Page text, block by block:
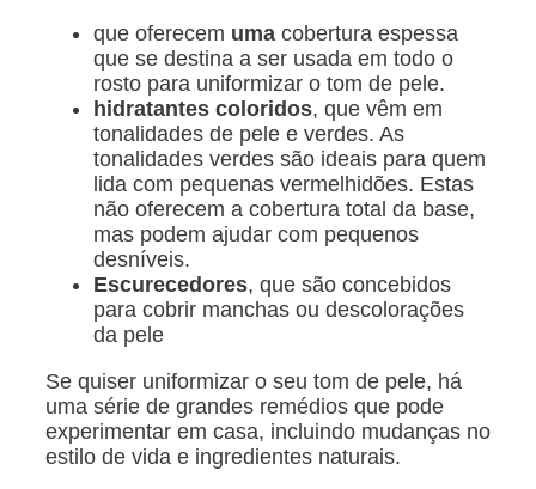
que oferecem uma cobertura espessa
que se destina a ser usada em todo o
rosto para uniformizar o tom de pele.
hidratantes coloridos, que vêm em
tonalidades de pele e verdes. As
tonalidades verdes são ideais para quem
lida com pequenas vermelhidões. Estas
não oferecem a cobertura total da base,
mas podem ajudar com pequenos
desníveis.
Escurecedores, que são concebidos
para cobrir manchas ou descolorações
da pele
Se quiser uniformizar o seu tom de pele, há
uma série de grandes remédios que pode
experimentar em casa, incluindo mudanças no
estilo de vida e ingredientes naturais.